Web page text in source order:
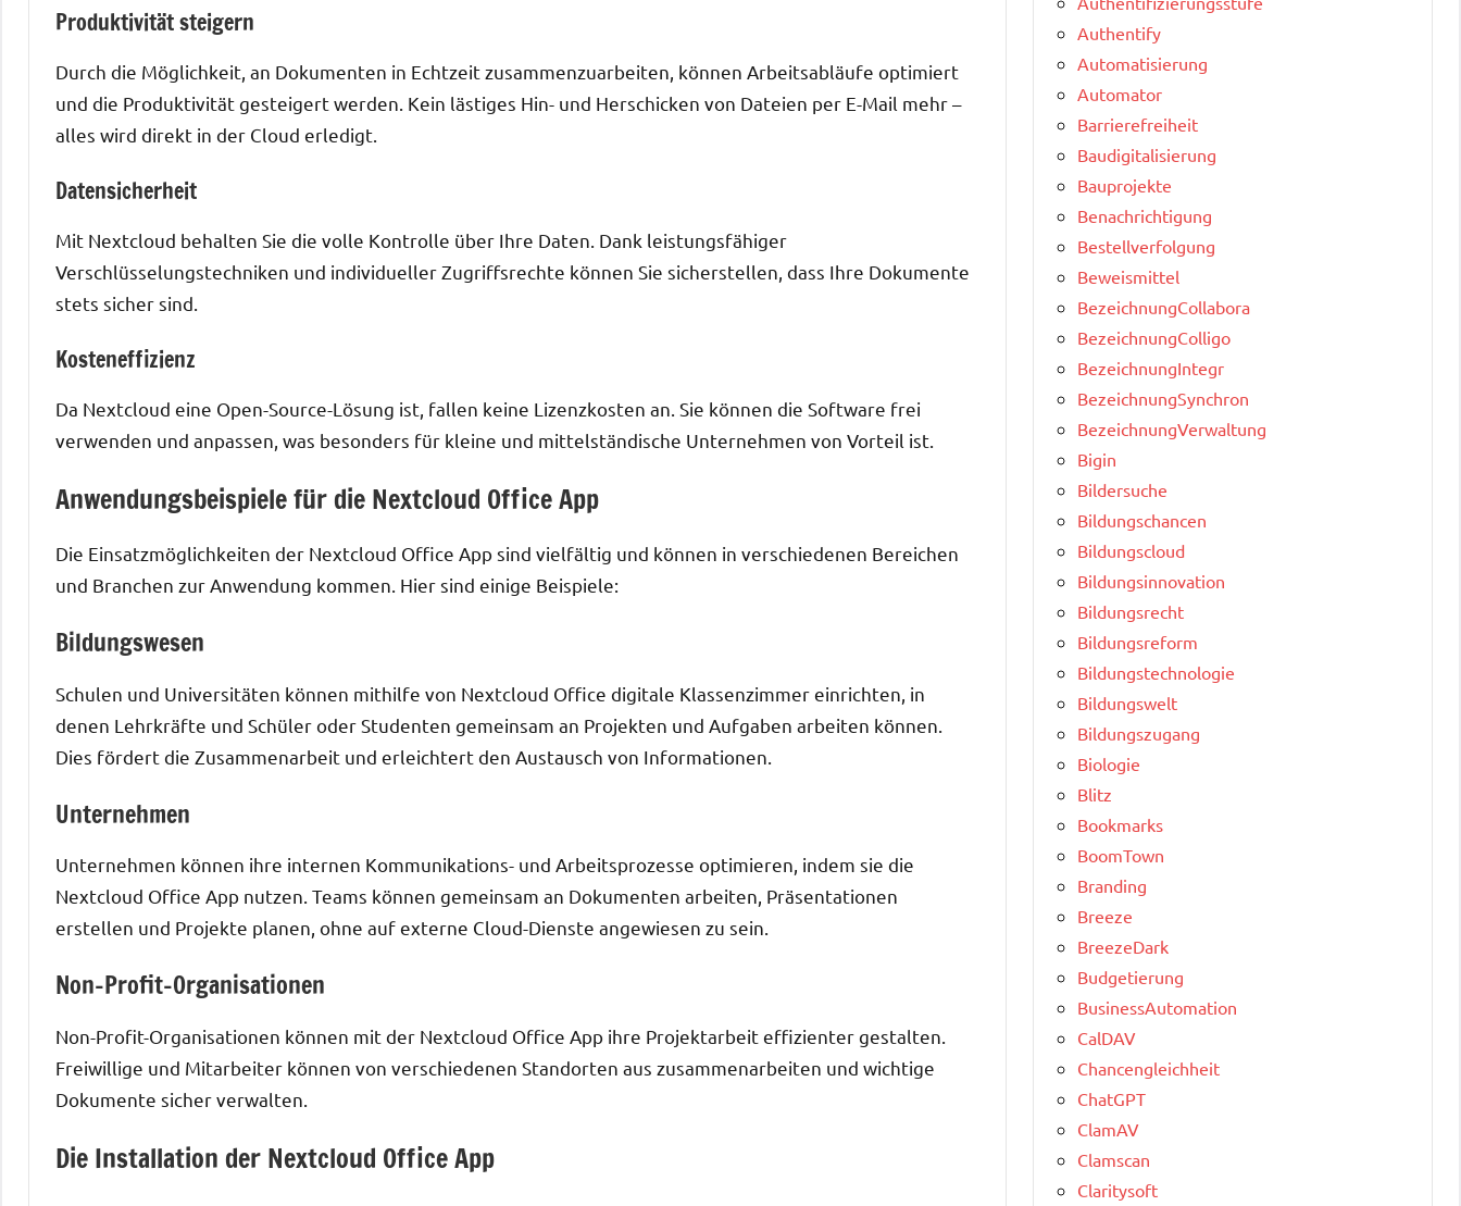
Produktivität steigern
Durch die Möglichkeit, an Dokumenten in Echtzeit zusammenzuarbeiten, können Arbeitsabläufe optimiert
und die Produktivität gesteigert werden. Kein lästiges Hin- und Herschicken von Dateien per E-Mail mehr –
alles wird direkt in der Cloud erledigt.
Datensicherheit
Mit Nextcloud behalten Sie die volle Kontrolle über Ihre Daten. Dank leistungsfähiger
Verschlüsselungstechniken und individueller Zugriffsrechte können Sie sicherstellen, dass Ihre Dokumente
stets sicher sind.
Kosteneffizienz
Da Nextcloud eine Open-Source-Lösung ist, fallen keine Lizenzkosten an. Sie können die Software frei
verwenden und anpassen, was besonders für kleine und mittelständische Unternehmen von Vorteil ist.
Anwendungsbeispiele für die Nextcloud Office App
Die Einsatzmöglichkeiten der Nextcloud Office App sind vielfältig und können in verschiedenen Bereichen
und Branchen zur Anwendung kommen. Hier sind einige Beispiele:
Bildungswesen
Schulen und Universitäten können mithilfe von Nextcloud Office digitale Klassenzimmer einrichten, in
denen Lehrkräfte und Schüler oder Studenten gemeinsam an Projekten und Aufgaben arbeiten können.
Dies fördert die Zusammenarbeit und erleichtert den Austausch von Informationen.
Unternehmen
Unternehmen können ihre internen Kommunikations- und Arbeitsprozesse optimieren, indem sie die
Nextcloud Office App nutzen. Teams können gemeinsam an Dokumenten arbeiten, Präsentationen
erstellen und Projekte planen, ohne auf externe Cloud-Dienste angewiesen zu sein.
Non-Profit-Organisationen
Non-Profit-Organisationen können mit der Nextcloud Office App ihre Projektarbeit effizienter gestalten.
Freiwillige und Mitarbeiter können von verschiedenen Standorten aus zusammenarbeiten und wichtige
Dokumente sicher verwalten.
Die Installation der Nextcloud Office App
Authentify
Automatisierung
Automator
Barrierefreiheit
Baudigitalisierung
Bauprojekte
Benachrichtigung
Bestellverfolgung
Beweismittel
BezeichnungCollabora
BezeichnungColligo
BezeichnungIntegr
BezeichnungSynchron
BezeichnungVerwaltung
Bigin
Bildersuche
Bildungschancen
Bildungscloud
Bildungsinnovation
Bildungsrecht
Bildungsreform
Bildungstechnologie
Bildungswelt
Bildungszugang
Biologie
Blitz
Bookmarks
BoomTown
Branding
Breeze
BreezeDark
Budgetierung
BusinessAutomation
CalDAV
Chancengleichheit
ChatGPT
ClamAV
Clamscan
Claritysoft